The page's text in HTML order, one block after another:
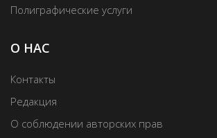
Полиграфические услуги
О НАС
Контакты
Редакция
О соблюдении авторских прав